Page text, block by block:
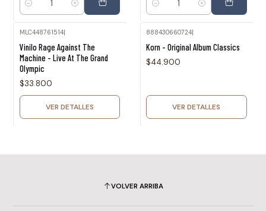
Cantidad Cantidad
MLC448761514|
Vinilo Rage Against The
Machine - Live At The Grand
Olympic
$33.800
VER DETALLES
888430660724
Korn - Original Album Classics
$44.900
VER DETALLES
VOLVER ARRIBA